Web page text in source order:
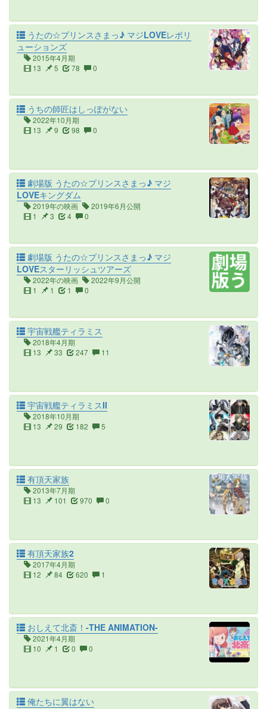
うたの☆プリンスさまっ♪ マジLOVEレボリ
ューションズ
2015年4月期
13
5 78 0
うちの師匠はしっぽがない
2022年10月期
13
9 98 0
劇場版 うたの☆プリンスさまっ♪ マジ
LOVEキングダム
2019年の映画
2019年6月公開
1
3 4 0
劇場版 うたの☆プリンスさまっ♪ マジ
LOVEスターリッシュツアーズ
2022年の映画
2022年9月公開
1
1 1 0
宇宙戦艦ティラミス
2018年4月期
13
33 247 11
宇宙戦艦ティラミスII
2018年10月期
13
29 182 5
有頂天家族
2013年7月期
13
101 970 0
有頂天家族2
2017年4月期
12
84 620 1
おしえて北斎！‐THE ANIMATION-
2021年4月期
10
1 0 0
俺たちに翼はない